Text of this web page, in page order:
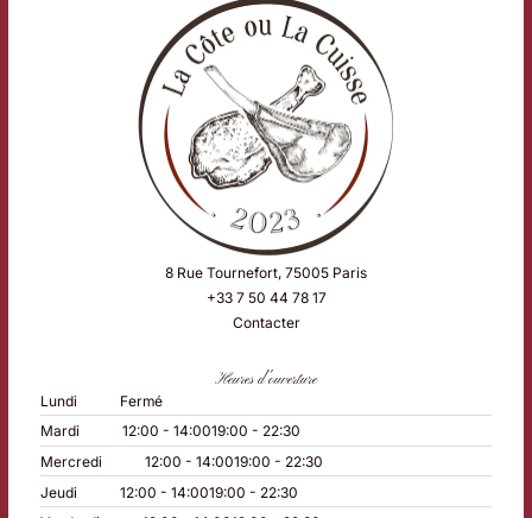
8 Rue Tournefort, 75005 Paris
+33 7 50 44 78 17
Contacter
Heures d'ouverture
Lundi
Fermé
Mardi
12:00 - 14:0019:00 - 22:30
Mercredi
12:00 - 14:0019:00 - 22:30
Jeudi
12:00 - 14:0019:00 - 22:30